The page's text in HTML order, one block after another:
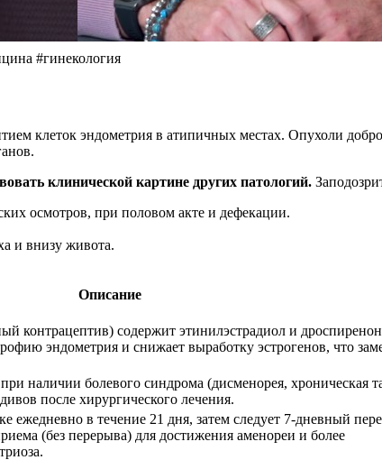
#гинекология
клеток эндометрия в атипичных местах. Опухоли
клинической картине других патологий.
осмотров, при половом акте и дефекации.
и внизу живота.
Описание
контрацептив) содержит этинилэстрадиол и
эндометрия и снижает выработку эстрогенов, что
наличии болевого синдрома (дисменорея, хроническая
после хирургического лечения.
ежедневно в течение 21 дня, затем следует 7-дневный
(без перерыва) для достижения аменореи и более